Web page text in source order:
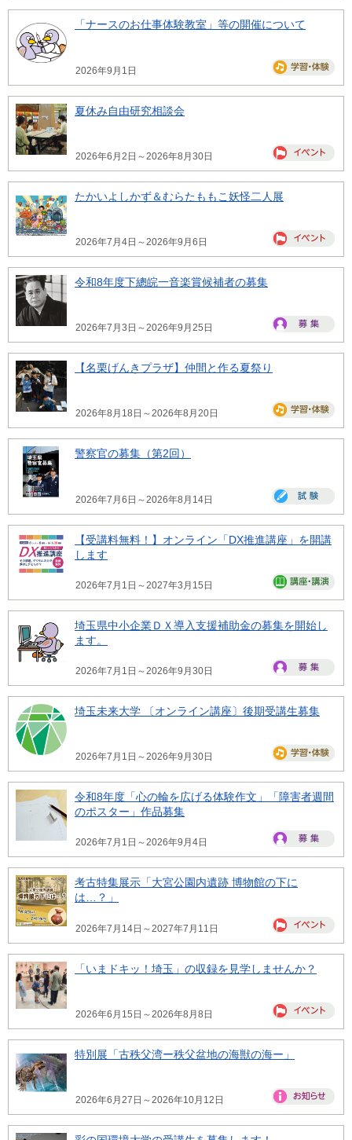
「ナースのお仕事体験教室」等の開催について
2026年9月1日
夏休み自由研究相談会
2026年6月2日～2026年8月30日
たかいよしかず＆むらたももこ妖怪二人展
2026年7月4日～2026年9月6日
令和8年度下總皖一音楽賞候補者の募集
2026年7月3日～2026年9月25日
【名栗げんきプラザ】仲間と作る夏祭り
2026年8月18日～2026年8月20日
警察官の募集（第2回）
2026年7月6日～2026年8月14日
【受講料無料！】オンライン「DX推進講座」を開講
します
2026年7月1日～2027年3月15日
埼玉県中小企業ＤＸ導入支援補助金の募集を開始し
ます。
2026年7月1日～2026年9月30日
埼玉未来大学 〔オンライン講座〕後期受講生募集
2026年7月1日～2026年9月30日
令和8年度「心の輪を広げる体験作文」「障害者週間
のポスター」作品募集
2026年7月1日～2026年9月4日
考古特集展示「大宮公園内遺跡 博物館の下に
は…？」
2026年7月14日～2027年7月11日
「いまドキッ！埼玉」の収録を見学しませんか？
2026年6月15日～2026年8月8日
特別展「古秩父湾ー秩父盆地の海獣の海ー」
2026年6月27日～2026年10月12日